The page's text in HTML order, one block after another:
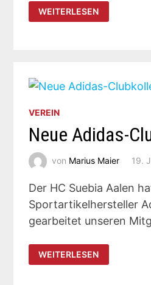
U16W:
SOUVERÄNER
7:0-
WEITERLESEN
VEREIN
Neue Adidas-
von Marius Maier 19.
Der HC Suebia Aalen
Sportartikelhersteller
gearbeitet unseren
NEUE
ADIDAS-
CLUBKOLLEKTION
WEITERLESEN